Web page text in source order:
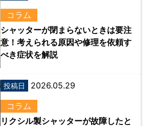
コラム
シャッターが閉まらないときは要注
意！考えられる原因や修理を依頼す
べき症状を解説
投稿日 2026.05.29
コラム
リクシル製シャッターが故障したと